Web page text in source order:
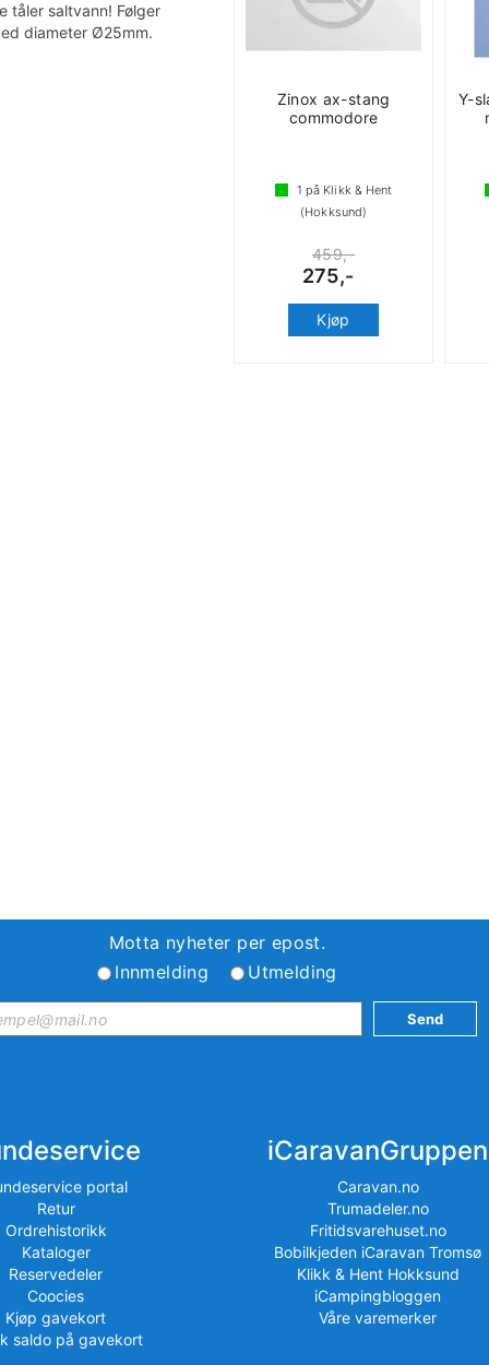
tåler saltvann! Følger
diameter Ø25mm.
Zinox ax-stang
commodore
1 på Klikk & Hent
(Hokksund)
459,-
275,-
Kjøp
Y-
Motta nyheter per epost.
Innmelding
Utmelding
portal
Retur
Ordrehistorikk
Kataloger
Reservedeler
Coocies
Kjøp gavekort
saldo på gavekort
iCaravanGruppen
Caravan.no
Trumadeler.no
Fritidsvarehuset.no
Bobilkjeden iCaravan Tromsø
Klikk & Hent Hokksund
iCampingbloggen
Våre varemerker